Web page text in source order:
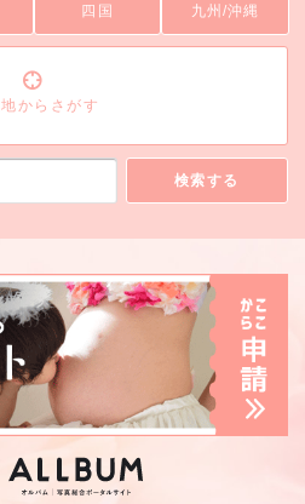
四国 九州/沖縄
からさがす
検索する